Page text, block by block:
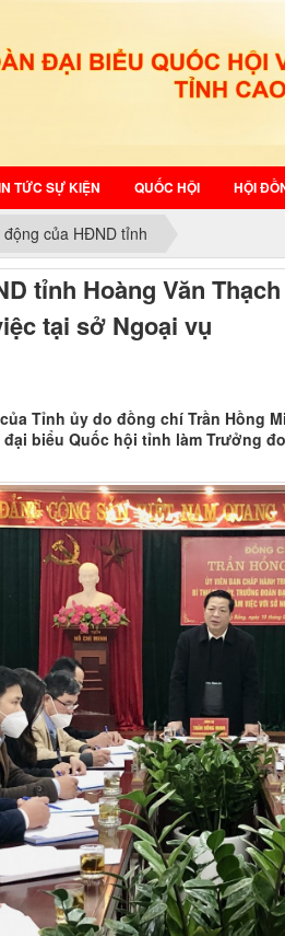
TỨC SỰ KIỆN QUỐC HỘI HỘI
động của HĐND tỉnh
tỉnh Hoàng Văn
tại sở Ngoại vụ
Tỉnh ủy do đồng chí Trần Hồng
biểu Quốc hội tỉnh làm Trưởng